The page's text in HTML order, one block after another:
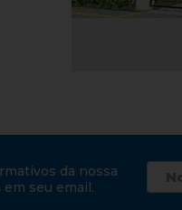
da nossa
seu email.